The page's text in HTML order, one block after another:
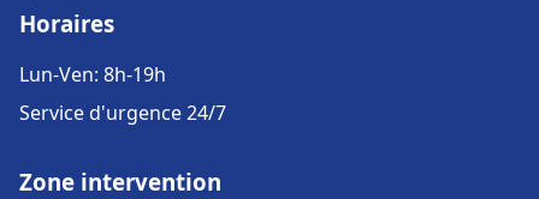
Horaires
Lun-Ven: 8h-19h
Service d'urgence 24/7
Zone intervention